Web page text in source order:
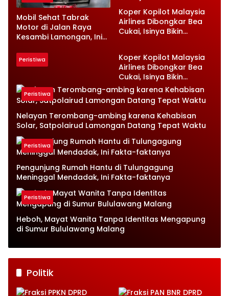
Mobil Sehat Tabrak
Motor di Jalan Raya
Kesambi Lamongan, Ini
Koper Kopilot Malaysia
Airlines Dibongkar Bea
Cukai, Isinya Bikin
Peristiwa
Koper Kopilot Malaysia
Airlines Dibongkar Bea
Cukai, Isinya Bikin
Petugas Terkejut
Peristiwa
Nelayan Terombang-ambing karena Kehabisan
Solar, Satpolairud Lamongan Datang Tepat Waktu
Peristiwa
Pengunjung Rumah Hantu di Tulungagung
Meninggal Mendadak, Ini Fakta-faktanya
Peristiwa
Heboh, Mayat Wanita Tanpa Identitas Mengapung
di Sumur Bululawang Malang
Politik